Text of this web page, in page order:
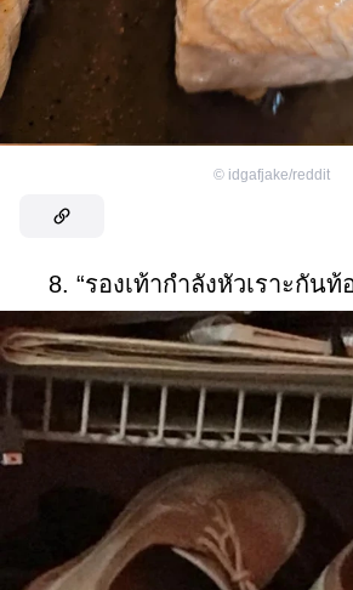
© idgafjake/reddit
8. “รองเท้ากำลังหัวเราะกัน